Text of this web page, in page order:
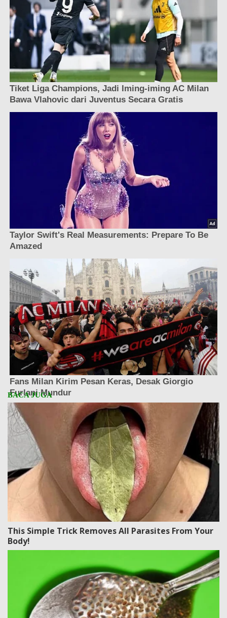
This Simple Trick Removes All Parasites From Your
Body!